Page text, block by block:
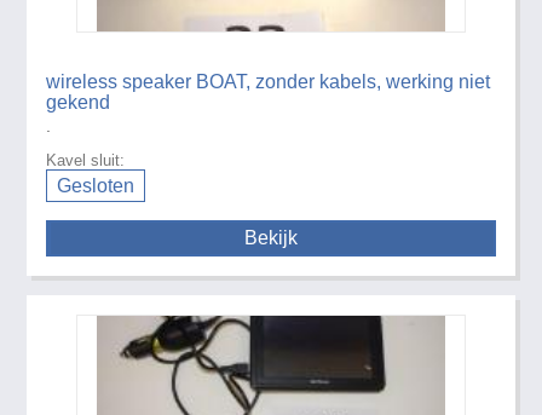
wireless speaker BOAT, zonder kabels, werking niet
gekend
Kavel sluit:
Gesloten
Bekijk